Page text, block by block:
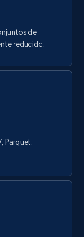
Buy Now
Address,
by reviewer,
Num
de
reducido.
Parquet.